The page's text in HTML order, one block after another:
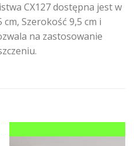
CX127 dostępna jest w
cm, Szerokość 9,5 cm i
na zastosowanie